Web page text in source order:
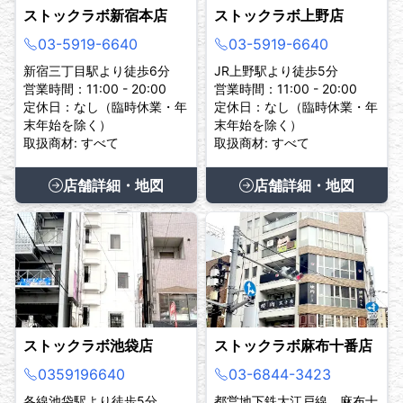
ストックラボ新宿本店
03-5919-6640
新宿三丁目駅より徒歩6分
営業時間：11:00 - 20:00
定休日：なし（臨時休業・年
末年始を除く）
取扱商材: すべて
店舗詳細・地図
ストックラボ上野店
03-5919-6640
JR上野駅より徒歩5分
営業時間：11:00 - 20:00
定休日：なし（臨時休業・年
末年始を除く）
取扱商材: すべて
店舗詳細・地図
ストックラボ池袋店
0359196640
ストックラボ麻布十番店
03-6844-3423